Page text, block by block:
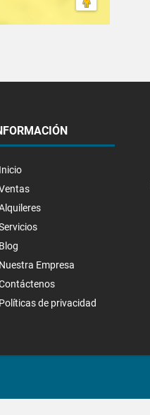
Inicio
Blog
Nuestra Empresa
Políticas de privacidad